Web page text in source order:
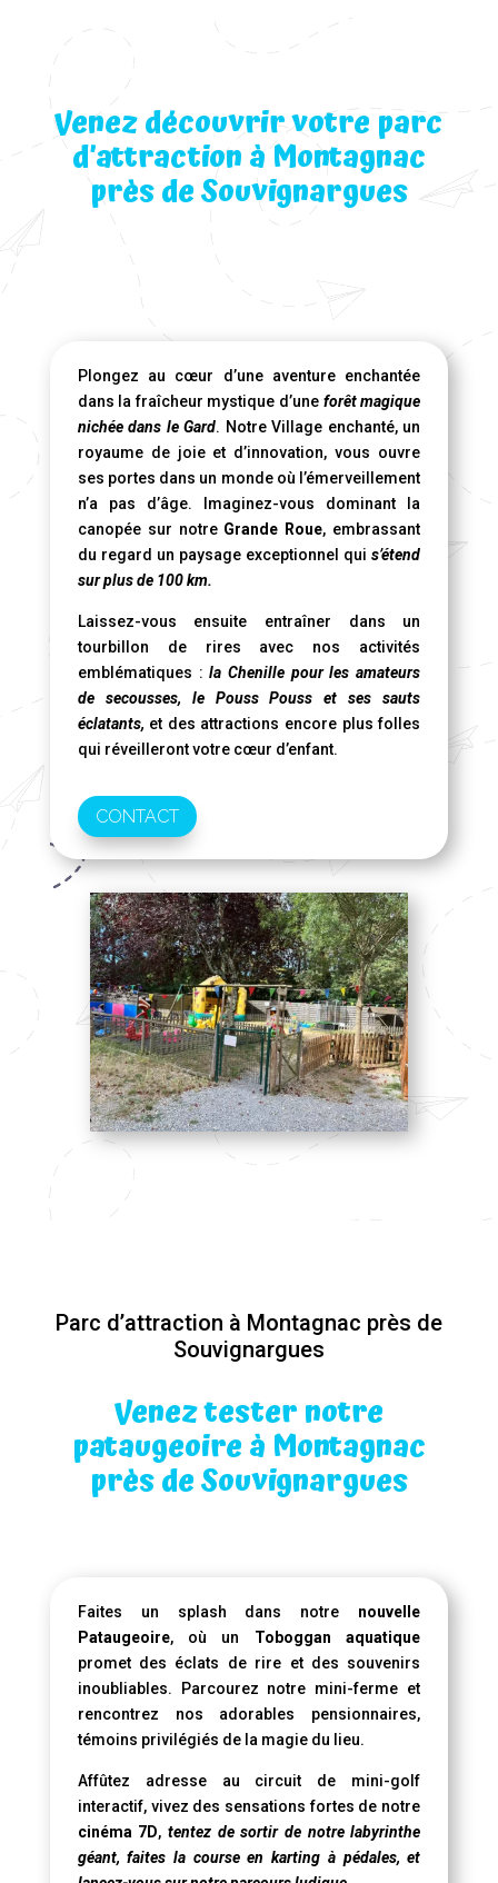
Venez découvrir votre parc
d’attraction à Montagnac
près de Souvignargues
Plongez au cœur d’une aventure enchantée
dans la fraîcheur mystique d’une forêt magique
nichée dans le Gard. Notre Village enchanté, un
royaume de joie et d’innovation, vous ouvre
ses portes dans un monde où l’émerveillement
n’a pas d’âge. Imaginez-vous dominant la
canopée sur notre Grande Roue, embrassant
du regard un paysage exceptionnel quis’étend
sur plus de 100 km.
Laissez-vous ensuite entraîner dans un
tourbillon de rires avec nos activités
emblématiques :la Chenille pour les amateurs
de secousses, le Pouss Pouss et ses sauts
éclatants, et des attractions encore plus folles
qui réveilleront votre cœur d’enfant.
CONTACT
Parc d’attraction à Montagnac près de
Souvignargues
Venez tester notre
pataugeoire à Montagnac
près de Souvignargues
Faites un splash dans notre nouvelle
Pataugeoire, où un Toboggan aquatique
promet des éclats de rire et des souvenirs
inoubliables. Parcourez notre mini-ferme et
rencontrez nos adorables pensionnaires,
témoins privilégiés de la magie du lieu.
Affûtez adresse au circuit de mini-golf
interactif, vivez des sensations fortes de notre
cinéma 7D,tentez de sortir de notre labyrinthe
géant, faites la course en karting à pédales, et